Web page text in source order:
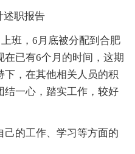
班，6月底被分配到合肥
在已有6个月的时间，这期
下，在其他相关人员的积
结一心，踏实工作，较好
的工作、学习等方面的